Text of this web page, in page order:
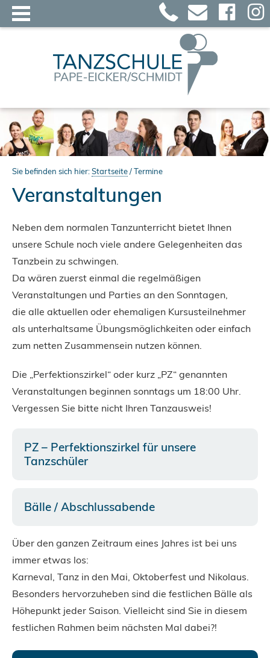
Sie befinden sich hier:Startseite/Termine
Veranstaltungen
Neben dem normalen Tanzunterricht bietet Ihnen
unsere Schule noch viele andere Gelegenheiten das
Tanzbein zu schwingen.
Da wären zuerst einmal die regelmäßigen
Veranstaltungen und Parties an den Sonntagen,
die alle aktuellen oder ehemaligen Kursusteilnehmer
als unterhaltsame Übungsmöglichkeiten oder einfach
zum netten Zusammensein nutzen können.
Die „Perfektionszirkel“ oder kurz „PZ“ genannten
Veranstaltungen beginnen sonntags um 18:00 Uhr.
Vergessen Sie bitte nicht Ihren Tanzausweis!
PZ – Perfektionszirkel für unsere
Tanzschüler
Bälle / Abschlussabende
Über den ganzen Zeitraum eines Jahres ist bei uns
immer etwas los:
Karneval, Tanz in den Mai, Oktoberfest und Nikolaus.
Besonders hervorzuheben sind die festlichen Bälle als
Höhepunkt jeder Saison. Vielleicht sind Sie in diesem
festlichen Rahmen beim nächsten Mal dabei?!